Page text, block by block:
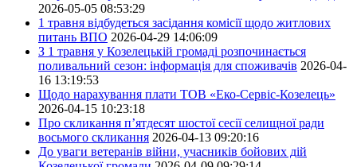
2026-05-05 08:53:29
1 травня відбудеться засідання комісії щодо житлових
питань ВПО 2026-04-29 14:06:09
З 1 травня у Козелецькій громаді розпочинається
поливальний сезон: інформація для споживачів 2026-04-
16 13:19:53
Щодо нарахування плати ТОВ «Еко-Сервіс-Козелець»
2026-04-15 10:23:18
Про скликання п’ятдесят шостої сесії селищної ради
восьмого скликання 2026-04-13 09:20:16
До уваги ветеранів війни, учасників бойових дій